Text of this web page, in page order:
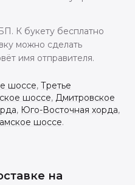
К букету бесплатно
можно сделать
имя отправителя.
шоссе, Третье
шоссе, Дмитровское
, Юго-Восточная хорда,
шоссе.
на